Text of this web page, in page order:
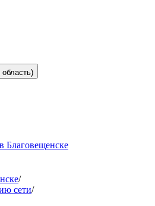
Благовещенске
/
сети/